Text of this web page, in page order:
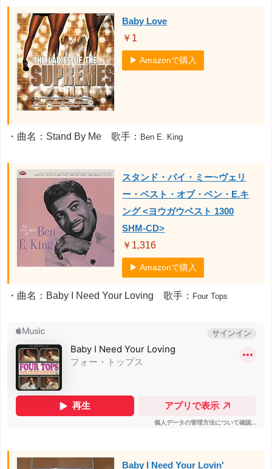
Baby Love
￥1
▶ Amazonで購入
・曲名：Stand By Me 歌手： Ben E. King
スタンド・バイ・ミー~ヴェリ
ー・ベスト・オブ・ベン・E.キ
ング <ヨウガウベスト 1300
SHM-CD>
￥1,316
▶ Amazonで購入
・曲名：Baby I Need Your Loving 歌手： Four Tops
Baby I Need Your Lovin'